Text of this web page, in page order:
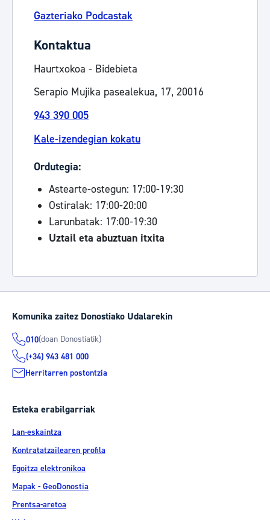
Gazteriako Podcastak
Kontaktua
Haurtxokoa - Bidebieta
Serapio Mujika pasealekua, 17, 20016
943 390 005
Kale-izendegian kokatu
Ordutegia:
Astearte-ostegun: 17:00-19:30
Ostiralak: 17:00-20:00
Larunbatak: 17:00-19:30
Uztail eta abuztuan itxita
Komunika zaitez Donostiako Udalarekin
010(doan Donostiatik)
(+34) 943 481 000
Herritarren postontzia
Esteka erabilgarriak
Lan-eskaintza
Kontratatzailearen profila
Egoitza elektronikoa
Mapak - GeoDonostia
Prentsa-aretoa